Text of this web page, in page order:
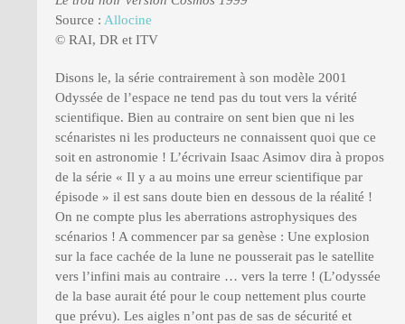
Source : Allocine
© RAI, DR et ITV
Disons le, la série contrairement à son modèle 2001
Odyssée de l’espace ne tend pas du tout vers la vérité
scientifique. Bien au contraire on sent bien que ni les
scénaristes ni les producteurs ne connaissent quoi que ce
soit en astronomie ! L’écrivain Isaac Asimov dira à propos
de la série « Il y a au moins une erreur scientifique par
épisode » il est sans doute bien en dessous de la réalité !
On ne compte plus les aberrations astrophysiques des
scénarios ! A commencer par sa genèse : Une explosion
sur la face cachée de la lune ne pousserait pas le satellite
vers l’infini mais au contraire … vers la terre ! (L’odyssée
de la base aurait été pour le coup nettement plus courte
que prévu). Les aigles n’ont pas de sas de sécurité et